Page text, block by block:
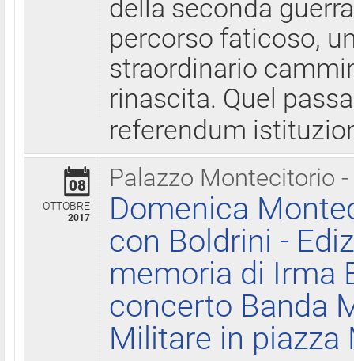
della seconda
percorso faticoso,
straordinario
rinascita. Quel
referendum
Palazzo Montecitorio
08
OTTOBRE
2017
Domenica
con Boldrini -
memoria di Irma
concerto Banda
Militare in